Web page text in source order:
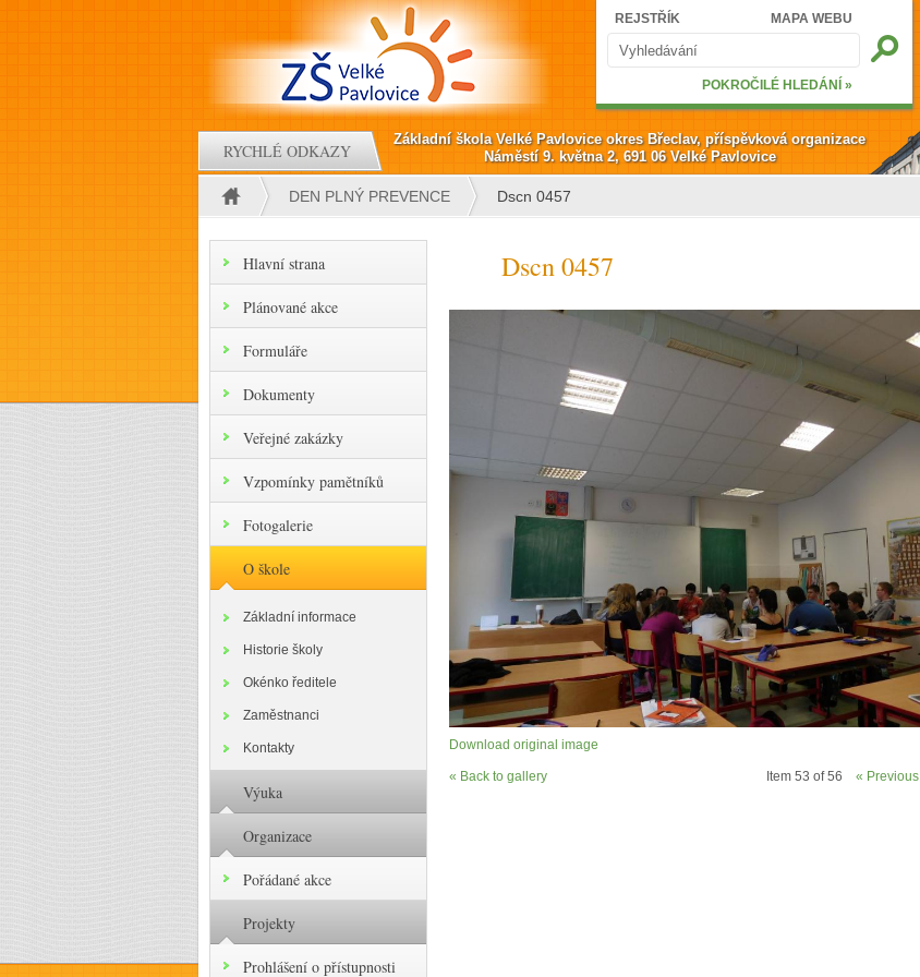
Vyhledávání
Hledat
REJSTŘÍK MAPA WEBU
POKROČILÉ HLEDÁNÍ »
RYCHLÉ ODKAZY
Základní škola Velké Pavlovice okres Břeclav, příspěvková organizace
Náměstí 9. května 2, 691 06 Velké Pavlovice
Jste zde DEN PLNÝ PREVENCE Dscn 0457
Dscn 0457
Download original image
« Back to gallery Item 53 of 56 « Previous
Hlavní strana
Plánované akce
Formuláře
Dokumenty
Veřejné zakázky
Vzpomínky pamětníků
Fotogalerie
O škole
Základní informace
Historie školy
Okénko ředitele
Zaměstnanci
Kontakty
Výuka
Organizace
Pořádané akce
Projekty
Prohlášení o přístupnosti